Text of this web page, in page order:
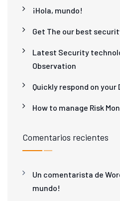
¡Hola, mundo!
Get The our best
Latest Security
Observation
Quickly respond on
How to manage Risk
Comentarios recientes
Un comentarista de
mundo!